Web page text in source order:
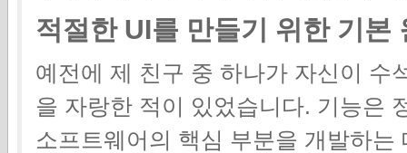
적절한 UI를 만들기 위한 기본
예전에 제 친구 중 하나가 자신이 수
을 자랑한 적이 있었습니다. 기능은
소프트웨어의 핵심 부분을 개발하